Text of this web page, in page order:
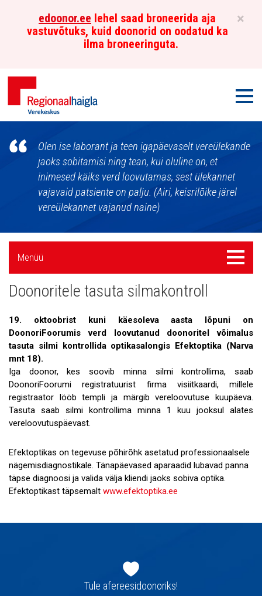
×
edoonor.ee lehel saad broneerida aja
vastuvõtuks, kuid doonorid on oodatud ka
ilma broneeringuta.
Põhja-
Eesti
Regionaalhaigla
Verekeskus
Olen ise laborant ja teen igapäevaselt vereülekande
jaoks sobitamisi ning tean, kui oluline on, et
inimesed käiks verd loovutamas, sest ülekannet
vajavaid patsiente on palju. (Airi, keisrilõike järel
vereülekannet vajanud naine)
Külgpaani
navigatsioon
Menüü
Menüü
Uudised
Galerii
Koostöö
Tule tööle!
Tule ekskursioonile!
Andmekaitse
Doonoritele tasuta silmakontroll
19. oktoobrist kuni käesoleva aasta lõpuni on
DoonoriFoorumis verd loovutanud doonoritel võimalus
tasuta silmi kontrollida optikasalongis Efektoptika (Narva
mnt 18).
Iga doonor, kes soovib minna silmi kontrollima, saab
DoonoriFoorumi registratuurist firma visiitkaardi, millele
registraator lööb templi ja märgib vereloovutuse kuupäeva.
Tasuta saab silmi kontrollima minna 1 kuu jooksul alates
vereloovutuspäevast.
Efektoptikas on tegevuse põhirõhk asetatud professionaalsele
nägemisdiagnostikale. Tänapäevased aparaadid lubavad panna
täpse diagnoosi ja valida välja kliendi jaoks sobiva optika.
Efektoptikast täpsemalt www.efektoptika.ee
navigatsioonTule afereesidoonoriks!